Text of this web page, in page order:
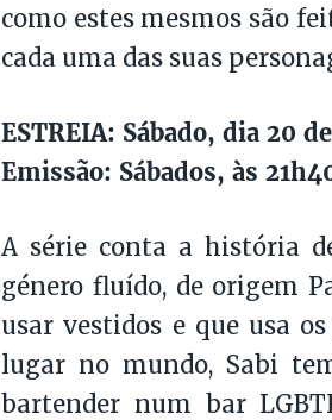
como estes mesmos são
cada uma das suas
ESTREIA: Sábado, dia 20
Emissão: Sábados, às
A série conta a história
género fluído, de origem
usar vestidos e que usa
lugar no mundo, Sabi
bartender num bar